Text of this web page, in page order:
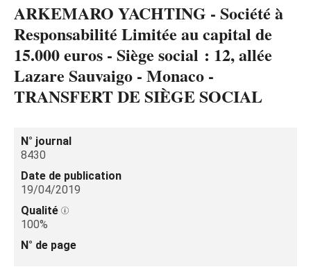
ARKEMARO YACHTING - Société à
Responsabilité Limitée au capital de
15.000 euros - Siège social : 12, allée
Lazare Sauvaigo - Monaco -
TRANSFERT DE SIÈGE SOCIAL
N° journal
8430
Date de publication
19/04/2019
Qualité
100%
N° de page